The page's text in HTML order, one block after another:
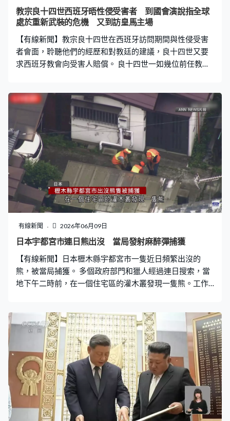
成「死場」。馬刺球星迪艾朗霍斯亦抱怨總統的來臨為其
他人帶來不便。麥迪遜廣場花園外原定舉行觀賽派對，出
為愛隊打氣，但有人稱嚴密的保安令人掃興
教宗良十四世西班牙晤性侵受害者 到國會演說指全球
處於重新武裝的危機 又到訪皇馬主場
【有線新聞】教宗良十四世在西班牙訪問期間與性侵受害
者會面，聆聽他們的經歷和對教廷的建議，良十四世又要
求西班牙教會向受害人賠償。 良十四世一如幾位前任教
他們的經歷和對教會的建議。教廷的聲明指，良十四世承
諾改善應對神職人員性侵的機制，不過有未獲邀的團體批
評會面缺乏代表性，認為只是一場公關表演，又譴責教會
至今仍在隱瞞事件及包庇違規人員。他會見西班牙主教時
說，神職人員性侵醜聞令受害者處身黑暗，教會必須深入
聆聽和關懷他們。 教宗良十四世：「面對這種禍患，教會
必須以聆聽、真相、公義、賠償來回應，而且要更堅定地
防範和培養關懷文化。」良十四世在國會演說，指出全球
正處於重新武裝的危機，強調真正的安全必須建基於尊重
國際法和耐心對話，決策亦要尊重人權，又促請各國在難
民問題加強合作，杜絕因戰爭、經濟等原因的偷渡。 本身
是西甲球會皇家馬德里球迷的良十四世，去到球會主場班
拿貝球場與超過70000名信眾會面，他指人類被各種圖像
和文字所包圍，但心中渴求正義和真理，勉勵信眾凝聚力
量以福音作見證。良十四世又與皇馬會長佩雷
有線新聞 2026年06月09日
日本宇都宮市連日熊出沒 當局發射麻醉彈捕獲
【有線新聞】日本櫪木縣宇都宮市一隻近日頻繁出沒的
熊，被當局捕獲。 多個政府部門和獵人經過連日搜索，當
地下午二時前，在一個住宅區的灌木叢發現一隻熊。工作
上周六開始多次被監控鏡頭拍攝到蹤影，有時非常接近行
人。當局以安全為由，宣布全市94間中小學停課兩日，宇
都宮大學亦停課，並設立危險鳥獸對策總部應對。